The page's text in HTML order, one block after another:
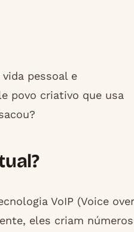
pessoal e
povo criativo que usa
VoIP (Voice over
eles criam números